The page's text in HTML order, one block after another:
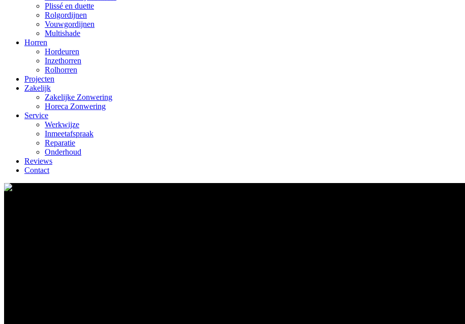
Plissé en duette
Rolgordijnen
Vouwgordijnen
Multishade
Horren
Hordeuren
Inzethorren
Rolhorren
Projecten
Zakelijk
Zakelijke Zonwering
Horeca Zonwering
Service
Werkwijze
Inmeetafspraak
Reparatie
Onderhoud
Reviews
Contact